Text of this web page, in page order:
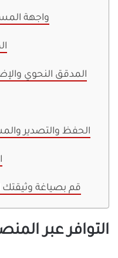
واجهة
المدقق النحوي
الحفظ والتصدير
قم بصياغة وثيقتك
التوافر عبر